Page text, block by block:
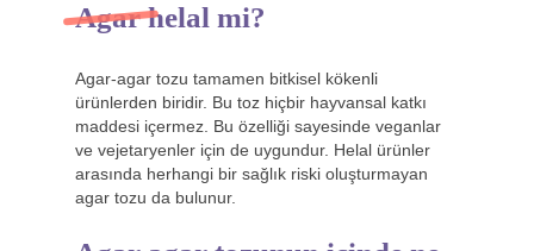
Agar helal mi?
Agar-agar tozu tamamen bitkisel kökenli
ürünlerden biridir. Bu toz hiçbir hayvansal katkı
maddesi içermez. Bu özelliği sayesinde veganlar
ve vejetaryenler için de uygundur. Helal ürünler
arasında herhangi bir sağlık riski oluşturmayan
agar tozu da bulunur.